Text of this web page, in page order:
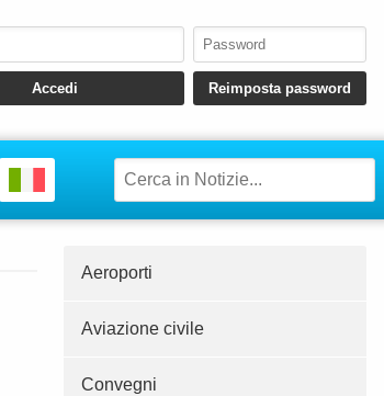
Aeroporti
Aviazione civile
Convegni